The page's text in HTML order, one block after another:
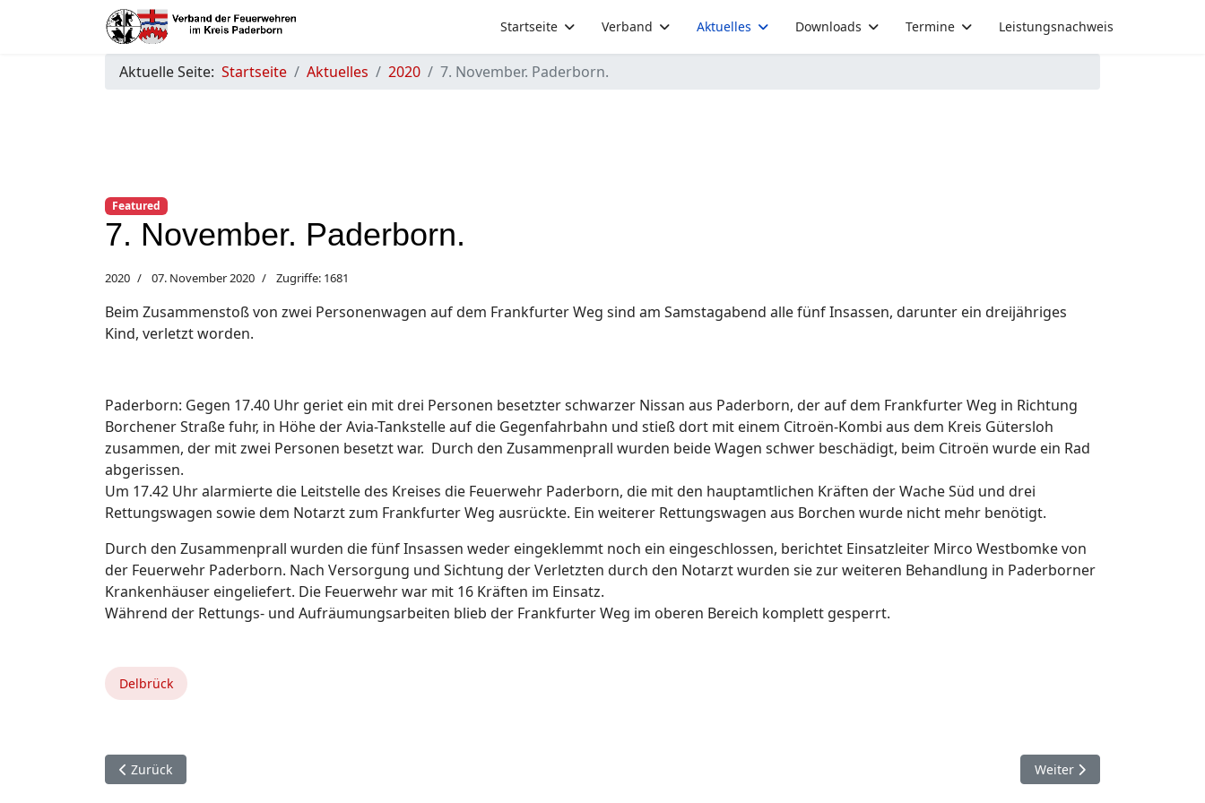
Startseite Verband Aktuelles Downloads Termine Leistungsnachweis
Aktuelle Seite: Startseite Aktuelles 2020 7. November. Paderborn.
Featured
7. November. Paderborn.
2020 07. November 2020 Zugriffe: 1681
Beim Zusammenstoß von zwei Personenwagen auf dem Frankfurter Weg sind am Samstagabend alle fünf Insassen, darunter ein dreijähriges
Kind, verletzt worden.
Paderborn: Gegen 17.40 Uhr geriet ein mit drei Personen besetzter schwarzer Nissan aus Paderborn, der auf dem Frankfurter Weg in Richtung
Borchener Straße fuhr, in Höhe der Avia-Tankstelle auf die Gegenfahrbahn und stieß dort mit einem Citroën-Kombi aus dem Kreis Gütersloh
zusammen, der mit zwei Personen besetzt war. Durch den Zusammenprall wurden beide Wagen schwer beschädigt, beim Citroën wurde ein Rad
abgerissen.
Um 17.42 Uhr alarmierte die Leitstelle des Kreises die Feuerwehr Paderborn, die mit den hauptamtlichen Kräften der Wache Süd und drei
Rettungswagen sowie dem Notarzt zum Frankfurter Weg ausrückte. Ein weiterer Rettungswagen aus Borchen wurde nicht mehr benötigt.
Durch den Zusammenprall wurden die fünf Insassen weder eingeklemmt noch ein eingeschlossen, berichtet Einsatzleiter Mirco Westbomke von
der Feuerwehr Paderborn. Nach Versorgung und Sichtung der Verletzten durch den Notarzt wurden sie zur weiteren Behandlung in Paderborner
Krankenhäuser eingeliefert. Die Feuerwehr war mit 16 Kräften im Einsatz.
Während der Rettungs- und Aufräumungsarbeiten blieb der Frankfurter Weg im oberen Bereich komplett gesperrt.
Delbrück
Vorheriger Beitrag: 7. November. Lichtenau.
Zurück Nächster Beitrag: 6.
Weiter